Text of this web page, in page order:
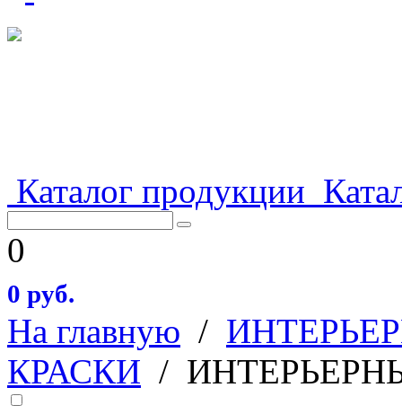
Каталог продукции
0
0 руб.
На главную /
КРАСКИ /